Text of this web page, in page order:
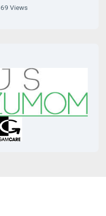
69 Views